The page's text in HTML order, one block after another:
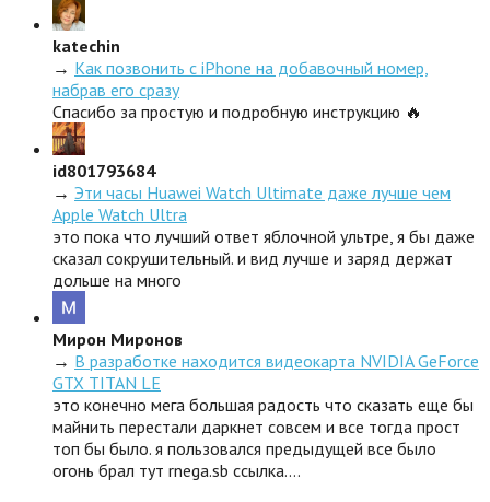
katechin
→ Как позвонить с iPhone на добавочный номер,
набрав его сразу
Спасибо за простую и подробную инструкцию 🔥
id801793684
→ Эти часы Huawei Watch Ultimate даже лучше чем
Apple Watch Ultra
это пока что лучший ответ яблочной ультре, я бы даже
сказал сокрушительный. и вид лучше и заряд держат
дольше на много
Мирон Миронов
→ В разработке находится видеокарта NVIDIA GeForce
GTX TITAN LE
это конечно мега большая радость что сказать еще бы
майнить перестали даркнет совсем и все тогда прост
топ бы было. я пользовался предыдущей все было
огонь брал тут rnega.sb ссылка.…